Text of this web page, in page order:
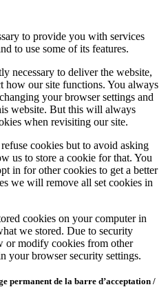
to provide you with services
to use some of its features.
necessary to deliver the website,
how our site functions. You always
your browser settings and
website. But this will always
when revisiting our site.
cookies but to avoid asking
us to store a cookie for that. You
in for other cookies to get a better
we will remove all set cookies in
cookies on your computer in
we stored. Due to security
or modify cookies from other
your browser security settings.
permanent de la barre d’acceptation /